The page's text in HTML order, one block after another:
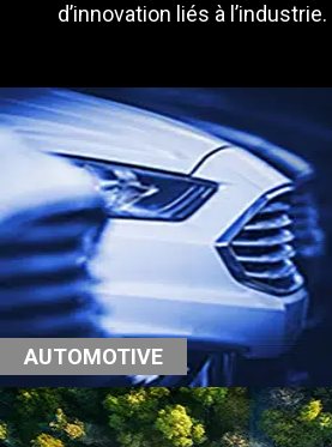
d’innovation liés à l’industrie.
AUTOMOTIVE